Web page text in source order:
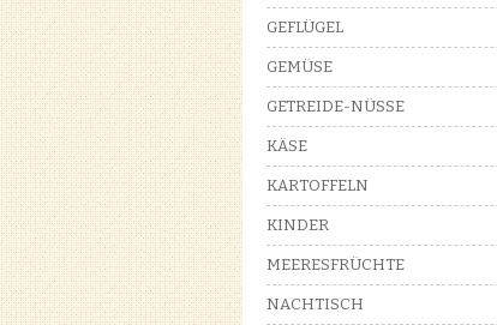
GEFLÜGEL
GEMÜSE
GETREIDE-NÜSSE
KÄSE
KARTOFFELN
KINDER
MEERESFRÜCHTE
NACHTISCH